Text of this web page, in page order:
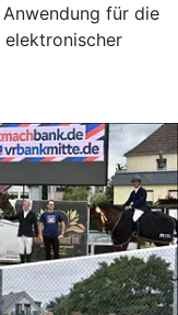
für die
elektronischer